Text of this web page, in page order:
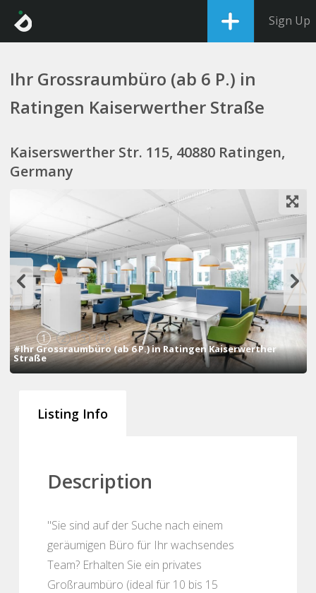
Sign Up
Ihr Grossraumbüro (ab 6 P.) in
Ratingen Kaiserwerther Straße
Kaiserswerther Str. 115, 40880 Ratingen,
Germany
1 2 3 4
#Ihr Grossraumbüro (ab 6 P.) in Ratingen Kaiserwerther
Straße
Listing Info
Description
"Sie sind auf der Suche nach einem
geräumigen Büro für Ihr wachsendes
Team? Erhalten Sie ein privates
Großraumbüro (ideal für 10 bis 15